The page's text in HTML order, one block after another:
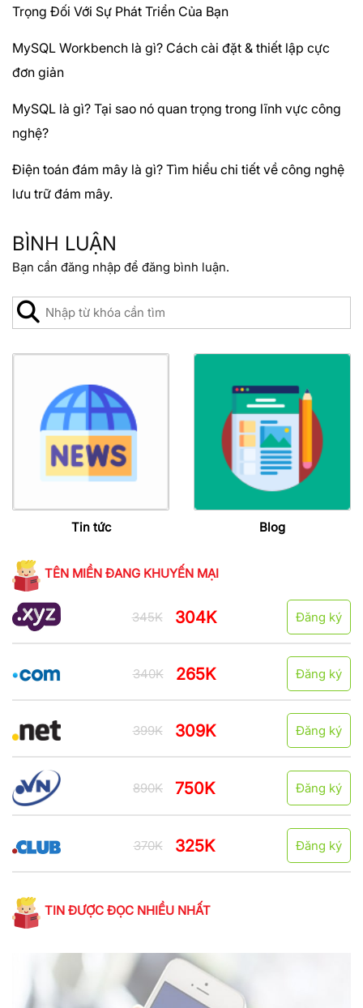
Trọng Đối Với Sự Phát Triển Của Bạn
MySQL Workbench là gì? Cách cài đặt & thiết lập cực
đơn giản
MySQL là gì? Tại sao nó quan trọng trong lĩnh vực công
nghệ?
Điện toán đám mây là gì? Tìm hiểu chi tiết về công nghệ
lưu trữ đám mây.
BÌNH LUẬN
Bạn cần đăng nhập để đăng bình luận.
Tin tức Blog
TÊN MIỀN ĐANG KHUYẾN MẠI
345K 304K Đăng ký
340K 265K Đăng ký
399K 309K Đăng ký
890K 750K Đăng ký
370K 325K Đăng ký
TIN ĐƯỢC ĐỌC NHIỀU NHẤT